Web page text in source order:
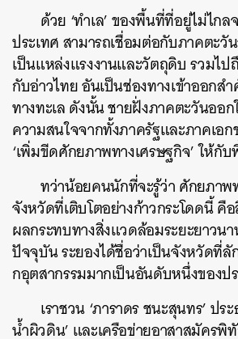
ด้วย ‘ทำเล’ ของพื้นที่ที่อยู่ไม่ไกล
ประเทศ สามารถเชื่อมต่อกับภาคตะวั
เป็นแหล่งแรงงานและวัตถุดิบ รวมไ
กับอ่าวไทย อันเป็นช่องทางเข้าออกส
ทางทะเล ดังนั้น ชายฝั่งภาคตะวันออก
ความสนใจจากทั้งภาครัฐและภาคเอ
‘เพิ่มขีดศักยภาพทางเศรษฐกิจ’ ให้กั
ทว่าน้อยคนนักที่จะรู้ว่า ศักยภาพ
จังหวัดที่เติบโตอย่างก้าวกระโดดนี้ คื
ผลกระทบทางสิ่งแวดล้อมระยะยาวน
ปัจจุบัน ระยองได้ชื่อว่าเป็นจังหวัดที่ลั
กอุตสากรรมมากเป็นอันดับหนึ่งของป
เราชวน ‘ภาราดร ชนะสุนทร’ ปร
น้ำผิวดิน’ และเครือข่ายอาสาสมัครพิ